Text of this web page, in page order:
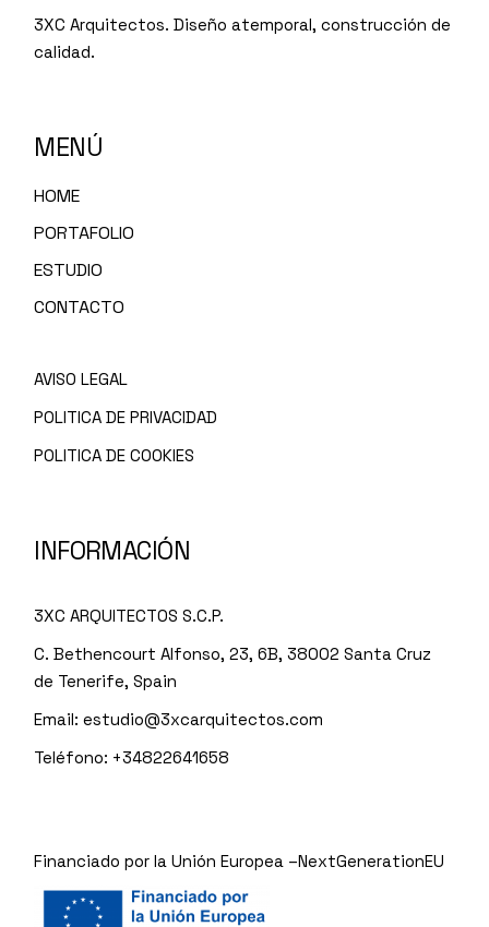
3XC Arquitectos. Diseño atemporal, construcción de
calidad.
MENÚ
HOME
PORTAFOLIO
ESTUDIO
CONTACTO
AVISO LEGAL
POLITICA DE PRIVACIDAD
POLITICA DE COOKIES
INFORMACIÓN
3XC ARQUITECTOS S.C.P.
C. Bethencourt Alfonso, 23, 6B, 38002 Santa Cruz
de Tenerife, Spain
Email:estudio@3xcarquitectos.com
Teléfono: +34822641658
Financiado por la Unión Europea –NextGenerationEU